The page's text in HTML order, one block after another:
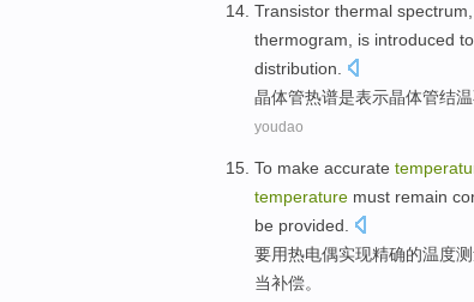
Transistor thermal spectrum,
thermogram, is introduced to
distribution.
晶体管热谱是表示晶体管结温
youdao
To make accurate
temperature must remain
be provided.
要用热电偶实现精确的温度
当补偿。